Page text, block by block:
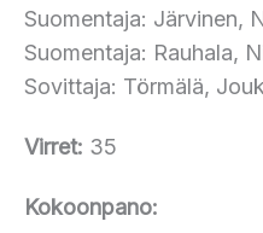
Suomentaja: Järvinen,
Suomentaja: Rauhala,
Sovittaja: Törmälä,
Virret: 35
Kokoonpano: